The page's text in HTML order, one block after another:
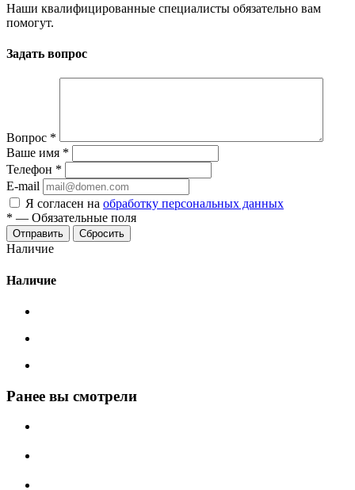
Наши квалифицированные специалисты обязательно вам
помогут.
Задать вопрос
Вопрос *
Ваше имя *
Телефон *
E-mail
Я согласен на обработку персональных данных
* — Обязательные поля
Сбросить
Наличие
Наличие
Ранее вы смотрели